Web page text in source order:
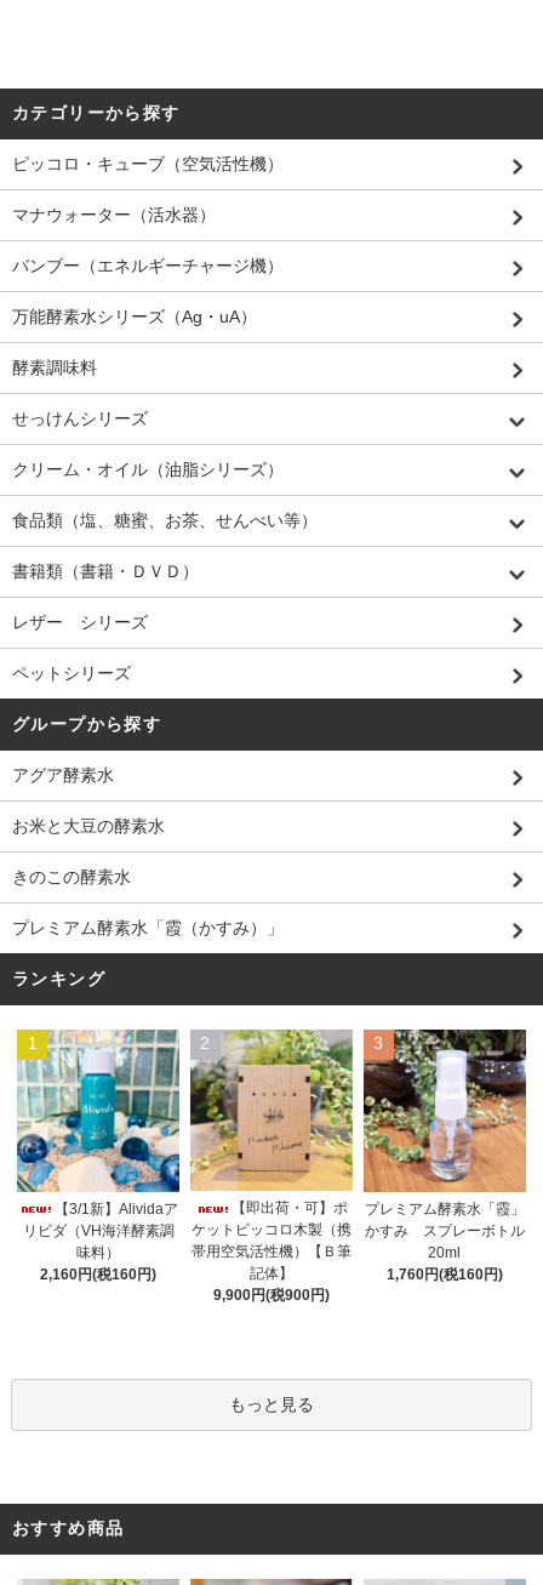
カテゴリーから探す
ピッコロ・キューブ（空気活性機）
マナウォーター（活水器）
バンブー（エネルギーチャージ機）
万能酵素水シリーズ（Ag・uA）
酵素調味料
せっけんシリーズ
クリーム・オイル（油脂シリーズ）
食品類（塩、糖蜜、お茶、せんべい等）
書籍類（書籍・ＤＶＤ）
レザー シリーズ
ペットシリーズ
グループから探す
アグア酵素水
お米と大豆の酵素水
きのこの酵素水
プレミアム酵素水「霞（かすみ）」
ランキング
1
【3/1新】Alividaア
リビダ（VH海洋酵素調
味料）
2,160円(税160円)
2
【即出荷・可】ポ
ケットピッコロ木製（携
帯用空気活性機）【Ｂ筆
記体】
9,900円(税900円)
3
プレミアム酵素水「霞」
かすみ スプレーボトル
20ml
1,760円(税160円)
もっと見る
おすすめ商品